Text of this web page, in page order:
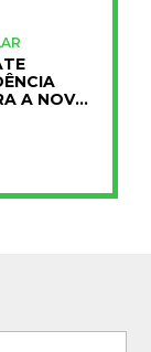
A NOVA